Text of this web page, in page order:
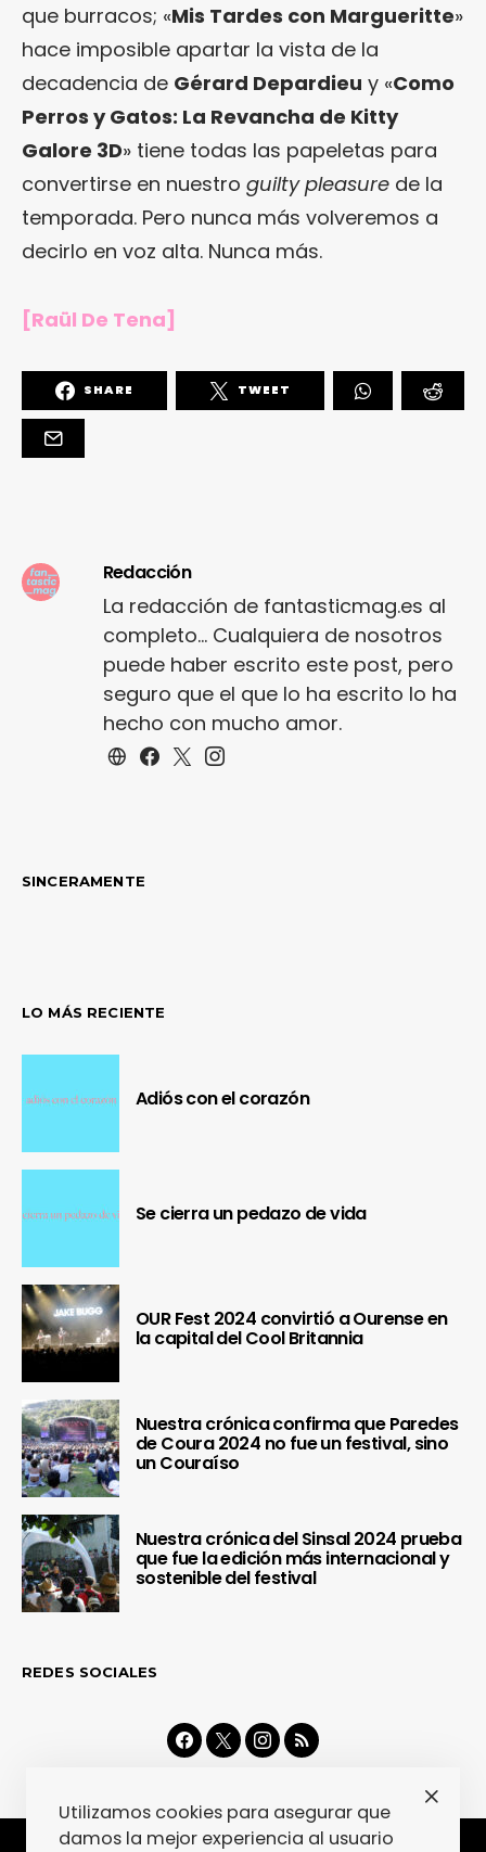
que burracos; «Mis Tardes con Margueritte»
hace imposible apartar la vista de la
decadencia de Gérard Depardieu y «Como
Perros y Gatos: La Revancha de Kitty
Galore 3D» tiene todas las papeletas para
convertirse en nuestro guilty pleasure de la
temporada. Pero nunca más volveremos a
decirlo en voz alta. Nunca más.
[Raül De Tena]
SHARE TWEET
Redacción
La redacción de fantasticmag.es al
completo... Cualquiera de nosotros
puede haber escrito este post, pero
seguro que el que lo ha escrito lo ha
hecho con mucho amor.
SINCERAMENTE
LO MÁS RECIENTE
Adiós con el corazón
Se cierra un pedazo de vida
OUR Fest 2024 convirtió a Ourense en
la capital del Cool Britannia
Nuestra crónica confirma que Paredes
de Coura 2024 no fue un festival, sino
un Couraíso
Nuestra crónica del Sinsal 2024 prueba
que fue la edición más internacional y
sostenible del festival
REDES SOCIALES
Utilizamos cookies para asegurar que
damos la mejor experiencia al usuario